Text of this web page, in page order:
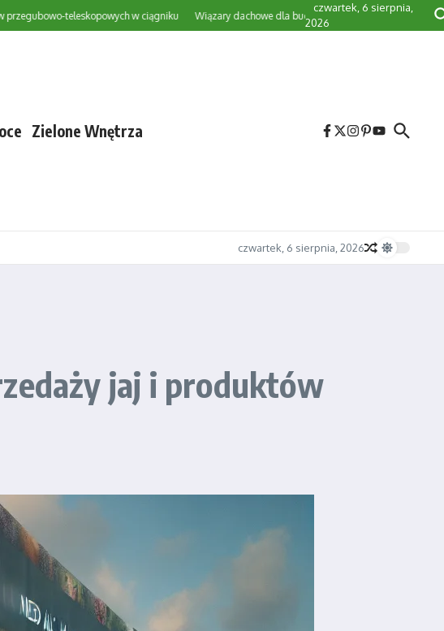
teleskopowych w ciągniku Wiązary dachowe dla budynków gospodarczych — projekt i
czwartek, 6 sierpnia,
2026
Zielone Wnętrza
czwartek, 6 sierpnia, 2026
jaj i produktów